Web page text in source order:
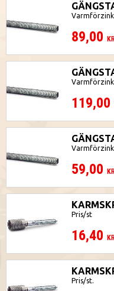
89,00
119,00
59,00
Pris/st
16,40
Pris/st.